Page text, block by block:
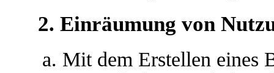
2. Einräumung von
Mit dem Erstellen eines